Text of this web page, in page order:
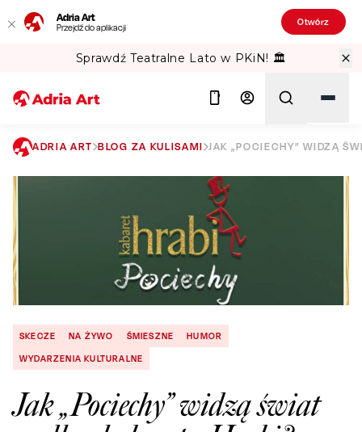
Adria Art
Przejdź do aplikacji Otwórz
Sprawdź Teatralne Lato w PKiN! 🏛️
ADRIA ART BLOG ZA KULISAMI JAK „POCIECHY” WIDZĄ
SKECZE NA ŻYWO ŚMIESZNE
HUMOR
WYDARZENIA KULTURALNE
Jak „Pociechy” widzą świat